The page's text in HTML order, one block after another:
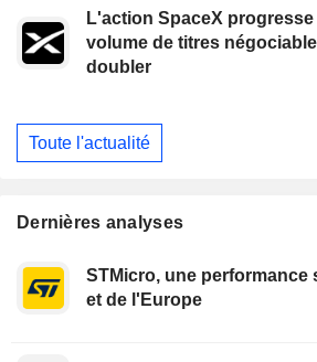
L'action SpaceX
volume de titres
doubler
Toute l'actualité
Dernières analyses
STMicro, une performance
et de l'Europe